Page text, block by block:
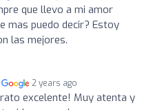
que llevo a mi amor
mas puedo decir? Estoy
las mejores.
2 years ago
excelente! Muy atenta y